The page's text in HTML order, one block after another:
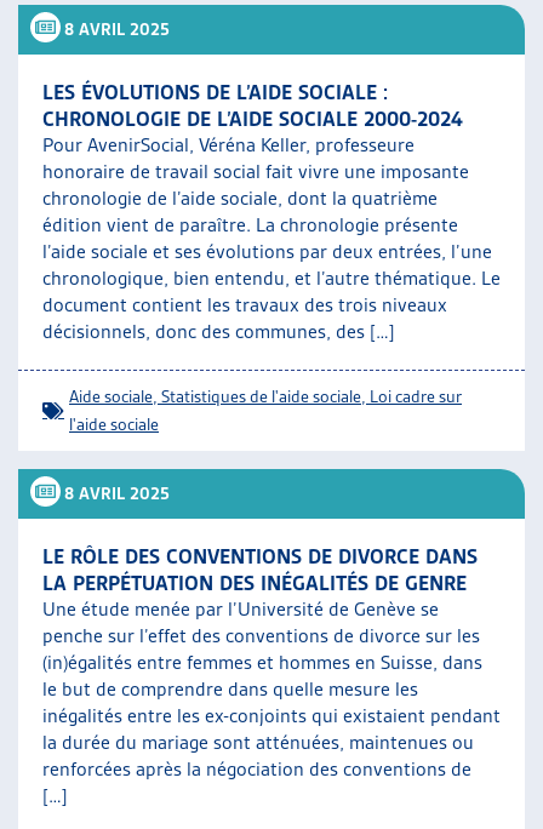
8 AVRIL 2025
LES ÉVOLUTIONS DE L’AIDE SOCIALE :
CHRONOLOGIE DE L’AIDE SOCIALE 2000-2024
Pour AvenirSocial, Véréna Keller, professeure
honoraire de travail social fait vivre une imposante
chronologie de l’aide sociale, dont la quatrième
édition vient de paraître. La chronologie présente
l’aide sociale et ses évolutions par deux entrées, l’une
chronologique, bien entendu, et l’autre thématique. Le
document contient les travaux des trois niveaux
décisionnels, donc des communes, des […]
Aide sociale Statistiques de l'aide sociale Loi cadre sur
l'aide sociale
8 AVRIL 2025
LE RÔLE DES CONVENTIONS DE DIVORCE DANS
LA PERPÉTUATION DES INÉGALITÉS DE GENRE
Une étude menée par l’Université de Genève se
penche sur l’effet des conventions de divorce sur les
(in)égalités entre femmes et hommes en Suisse, dans
le but de comprendre dans quelle mesure les
inégalités entre les ex-conjoints qui existaient pendant
la durée du mariage sont atténuées, maintenues ou
renforcées après la négociation des conventions de
[…]